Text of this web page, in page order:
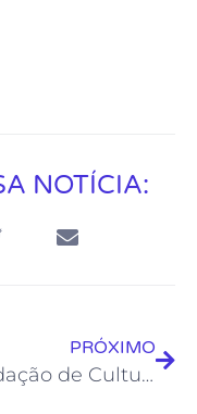
NOTÍCIA:
PRÓXIMO
Fundação de Cultura distribui alimentos arrecadados no Festival da Onda